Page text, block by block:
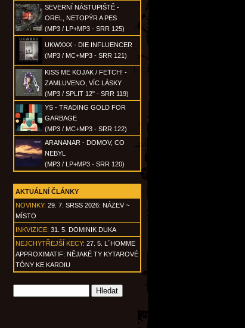
SEVERNÍ NÁSTUPIŠTĚ -
OREL, NETOPÝR A PES
(MP3 / LP+MP3 - SRR 125)
UKWXXX - DIE INFLUENCER
(MP3 / MC+MP3 - SRR 121)
KISS ME KOJAK / FETCH! -
ZAMLUVENO, VÍC LÁSKY
(MP3 / SPLIT 12" - SRR 119)
YS - TRADING GOLD FOR
GARBAGE
(MP3 / MC+MP3 - SRR 122)
ARANANAR - DOMOV, CO
NEBYL
(MP3 / LP+MP3 - SRR 120)
AKTUÁLNÍ ČLÁNKY
NOVINKY: 29. 7. SRSS 2026: NÁZEV ~
MÍSTO
INKVIZICE: 31. 5. DOMINIK DUKA
NEJCHYTŘEJŠÍ KECY: 27. 5. L´HOMME
APPROXIMATIF: NĚJAKÉ TY KYTAROVÉ
TÓNY KE KARDIU